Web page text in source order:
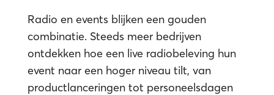
Radio en events blijken een gouden
combinatie. Steeds meer bedrijven
ontdekken hoe een live radiobeleving hun
event naar een hoger niveau tilt, van
productlanceringen tot personeelsdagen